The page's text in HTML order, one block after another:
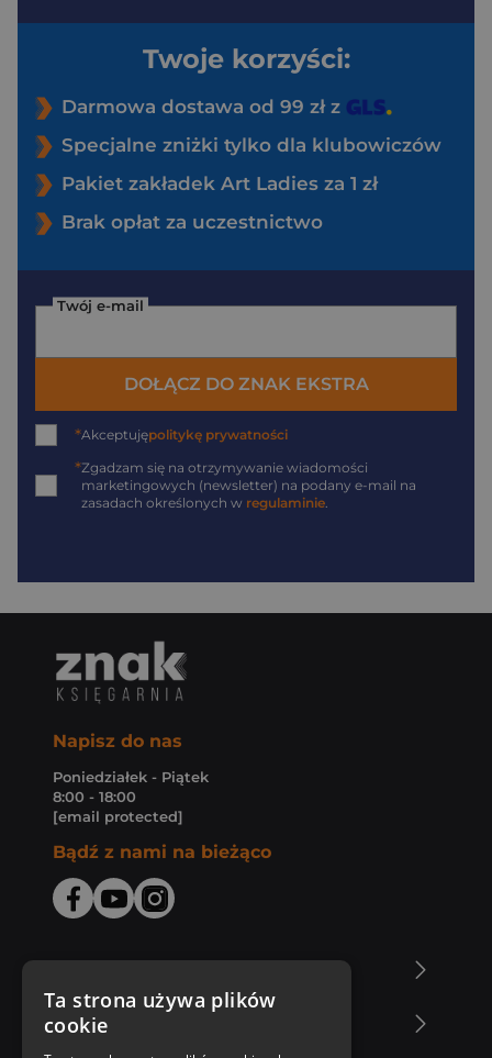
Twoje korzyści:
Darmowa dostawa od 99 zł z
Specjalne zniżki tylko dla klubowiczów
Pakiet zakładek Art Ladies za 1 zł
Brak opłat za uczestnictwo
Twój e-mail
DOŁĄCZ DO ZNAK EKSTRA
*Akceptujępolitykę prywatności
*Zgadzam się na otrzymywanie wiadomości
marketingowych (newsletter) na podany e-mail na
zasadach określonych w regulaminie
Napisz do nas
Poniedziałek - Piątek
8:00 - 18:00
[email protected]
Bądź z nami na bieżąco
Zakupy u nas
Ta strona używa plików
cookie